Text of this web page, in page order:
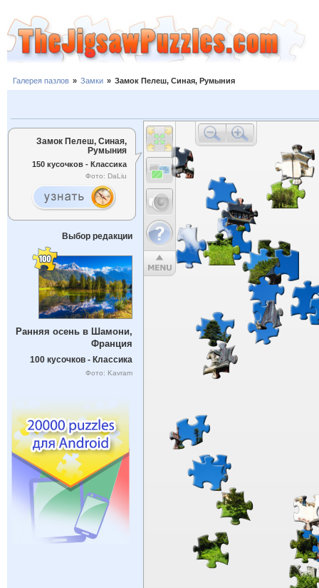
Галерея пазлов » Замки » Замок Пелеш, Синая, Румыния
Замок Пелеш, Синая,
Румыния
150 кусочков - Классика
Фото: DaLiu
Выбор редакции
Ранняя осень в Шамони,
Франция
100 кусочков - Классика
Фото: Kavram